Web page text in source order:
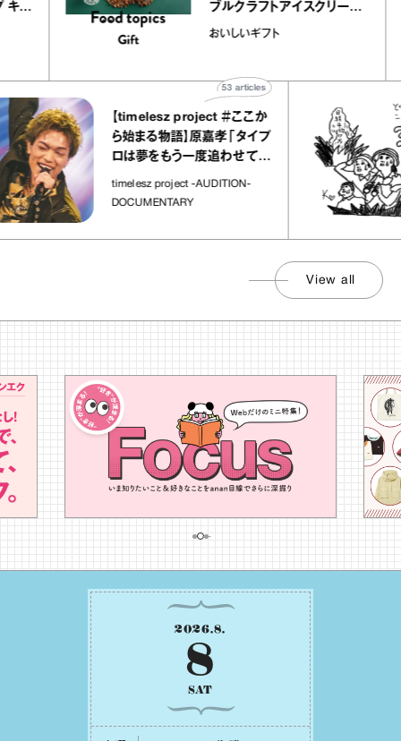
ープ キャ
ブルクラフトアイスクリーム
｜真野知子の「おいしいギフ
おいしいギフト
【timelesz project ＃ここか
ら始まる物語】原嘉孝「タイプ
ロは夢をもう一度追わせてく
timelesz project -AUDITION-
DOCUMENTARY
articles
View all
2026.8.
8
SAT